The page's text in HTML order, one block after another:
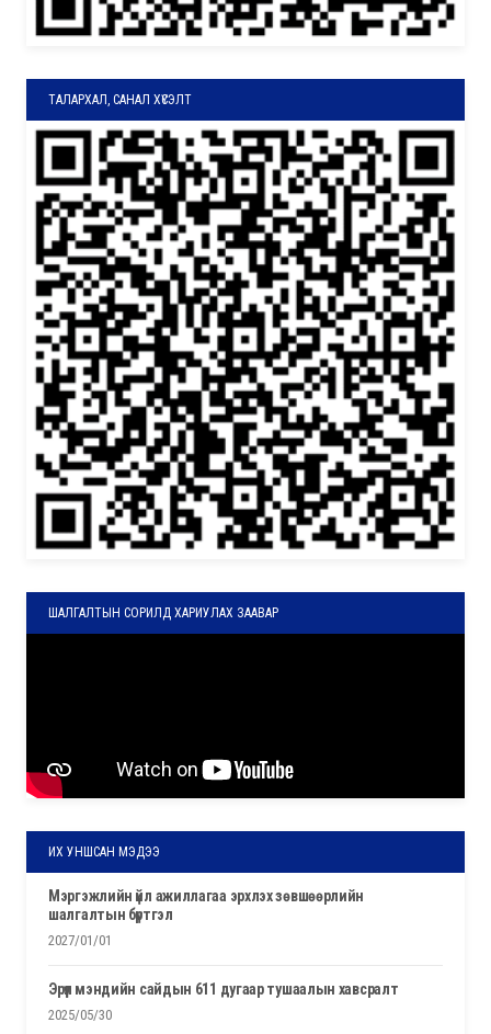
ТАЛАРХАЛ, САНАЛ ХҮСЭЛТ
ШАЛГАЛТЫН СОРИЛД ХАРИУЛАХ ЗААВАР
ИХ УНШСАН МЭДЭЭ
мэргэжлийн үйл ажиллагаа эрхлэх зөвшөөрлийн
шалгалтын бүртгэл
2027/01/01
эрүүл мэндийн сайдын 611 дугаар тушаалын хавсралт
2025/05/30